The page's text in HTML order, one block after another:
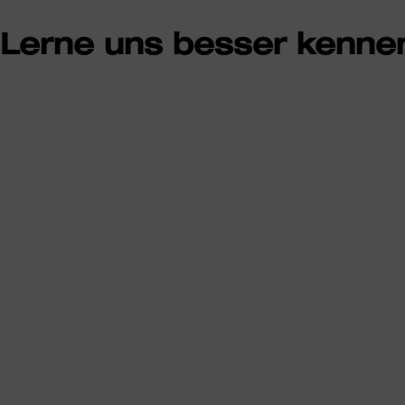
Lerne uns besser